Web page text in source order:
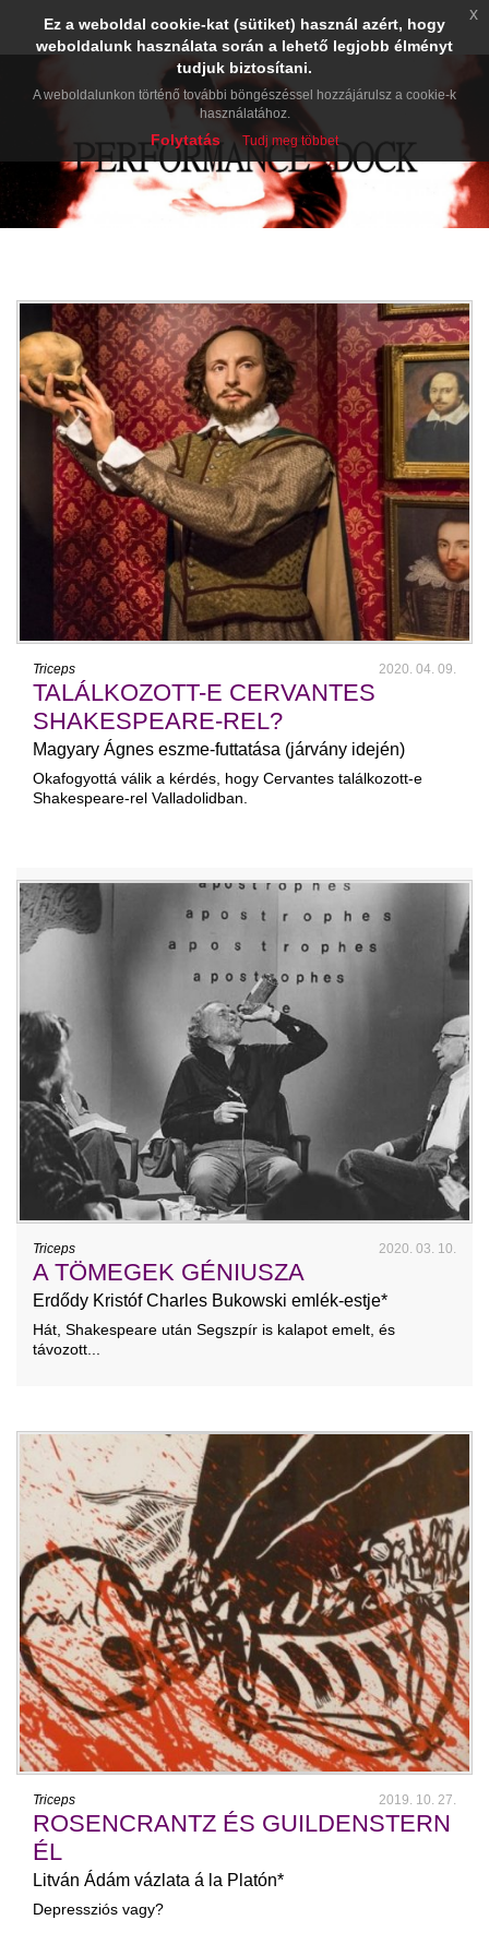
Triceps 2020. 04. 09.
TALÁLKOZOTT-E CERVANTES
SHAKESPEARE-REL?
Magyary Ágnes eszme-futtatása (járvány idején)
Okafogyottá válik a kérdés, hogy Cervantes találkozott-e
Shakespeare-rel Valladolidban.
Triceps 2020. 03. 10.
A TÖMEGEK GÉNIUSZA
Erdődy Kristóf Charles Bukowski emlék-estje*
Hát, Shakespeare után Segszpír is kalapot emelt, és
távozott...
Triceps 2019. 10. 27.
ROSENCRANTZ ÉS GUILDENSTERN
ÉL
Litván Ádám vázlata á la Platón*
Depressziós vagy?
Ez a weboldal cookie-kat (sütiket) használ azért, hogy
weboldalunk használata során a lehető legjobb élményt
tudjuk biztosítani.
A weboldalunkon történő további böngészéssel hozzájárulsz a cookie-k
használatához.
Folytatás Tudj meg többet
x